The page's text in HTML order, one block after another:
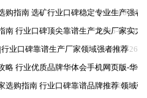
2026-06-26
购指南 选矿行业口碑稳定专业生产强者
2026-06-26
南 行业口碑顶尖靠谱生产龙头厂家实力
2026-06-26
业口碑靠谱生产厂家领域强者推荐
2026-06-26
略 行业优质品牌华体会手机网页版-华
2026-06-26
选购指南 行业口碑靠谱品牌推荐 领域